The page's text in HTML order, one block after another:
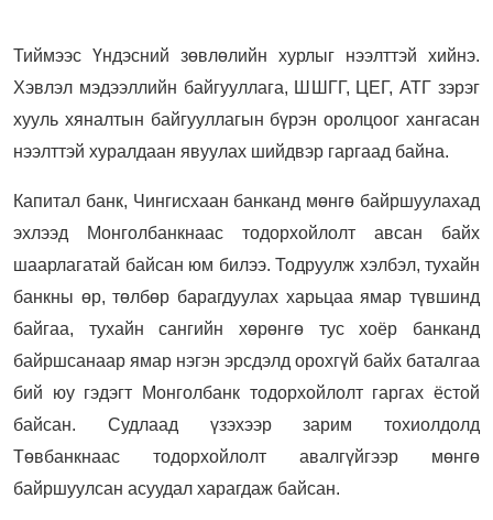
Тиймээс Үндэсний зөвлөлийн хурлыг нээлттэй хийнэ.
Хэвлэл мэдээллийн байгууллага, ШШГГ, ЦЕГ, АТГ зэрэг
хууль хяналтын байгууллагын бүрэн оролцоог хангасан
нээлттэй хуралдаан явуулах шийдвэр гаргаад байна.
Капитал банк, Чингисхаан банканд мөнгө байршуулахад
эхлээд Монголбанкнаас тодорхойлолт авсан байх
шаарлагатай байсан юм билээ. Тодруулж хэлбэл, тухайн
банкны өр, төлбөр барагдуулах харьцаа ямар түвшинд
байгаа, тухайн сангийн хөрөнгө тус хоёр банканд
байршсанаар ямар нэгэн эрсдэлд орохгүй байх баталгаа
бий юу гэдэгт Монголбанк тодорхойлолт гаргах ёстой
байсан. Судлаад үзэхээр зарим тохиолдолд
Төвбанкнаас тодорхойлолт авалгүйгээр мөнгө
байршуулсан асуудал харагдаж байсан.